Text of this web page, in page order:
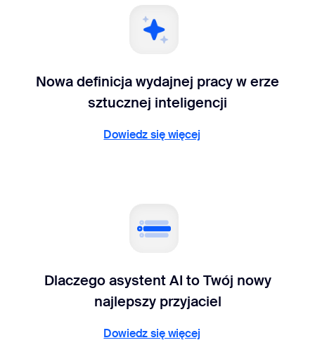
Nowa definicja wydajnej pracy w erze
sztucznej inteligencji
Dowiedz się więcej
Dlaczego asystent AI to Twój nowy
najlepszy przyjaciel
Dowiedz się więcej